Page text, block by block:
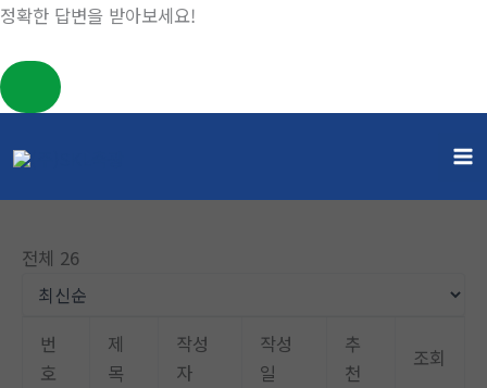
정확한 답변을 받아보세요!
텐 게시판
전체 26
번
호
제
목
작성
자
작성
일
추
천
조회